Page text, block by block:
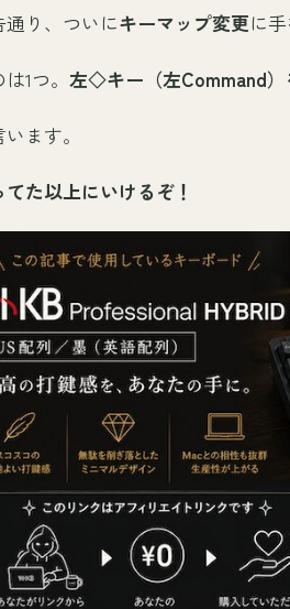
り、ついにキーマップ変更に
1つ。 左◇キー（左Command）
ます。
た以上にいけるぞ！